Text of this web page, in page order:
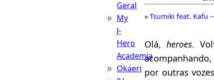
Geral
My
J-
Hero
Academia
Okaeri
Tsumiki feat. Kafu –
Olá,heroes.
por outras